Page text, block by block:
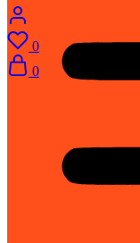
0
0